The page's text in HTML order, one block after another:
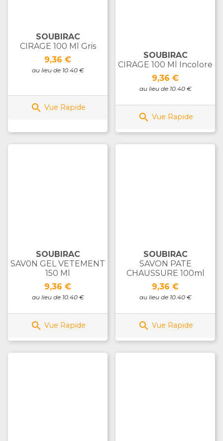
SOUBIRAC
CIRAGE 100 Ml Gris
Prix
9,36 €
au lieu de 10.40 €
 Vue Rapide
SOUBIRAC
CIRAGE 100 Ml Incolore
Prix
9,36 €
au lieu de 10.40 €
 Vue Rapide
SOUBIRAC
SAV0N GEL VETEMENT
150 Ml
Prix
9,36 €
au lieu de 10.40 €
 Vue Rapide
SOUBIRAC
SAVON PATE
CHAUSSURE 100ml
Prix
9,36 €
au lieu de 10.40 €
 Vue Rapide